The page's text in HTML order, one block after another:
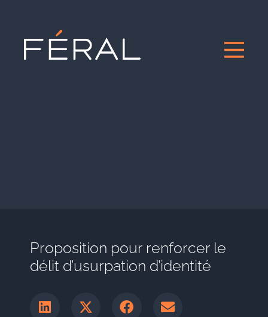
Proposition pour renforcer le
délit d’usurpation d’identité